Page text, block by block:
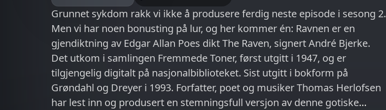
Grunnet sykdom rakk vi ikke å produsere ferdig neste episode i sesong 2.
Men vi har noen bonusting på lur, og her kommer én: Ravnen er en
gjendiktning av Edgar Allan Poes dikt The Raven, signert André Bjerke.
Det utkom i samlingen Fremmede Toner, først utgitt i 1947, og er
tilgjengelig digitalt på nasjonalbiblioteket. Sist utgitt i bokform på
Grøndahl og Dreyer i 1993. Forfatter, poet og musiker Thomas Herlofsen
har lest inn og produsert en stemningsfull versjon av denne gotiske